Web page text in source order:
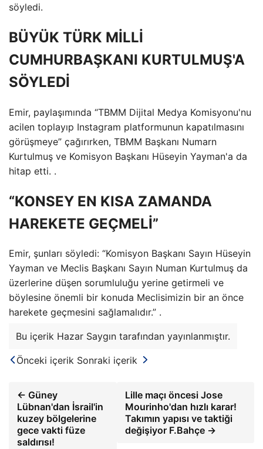
söyledi.
BÜYÜK TÜRK MİLLİ
CUMHURBAŞKANI KURTULMUŞ'A
SÖYLEDİ
Emir, paylaşımında “TBMM Dijital Medya Komisyonu'nu
acilen toplayıp Instagram platformunun kapatılmasını
görüşmeye” çağırırken, TBMM Başkanı Numarn
Kurtulmuş ve Komisyon Başkanı Hüseyin Yayman'a da
hitap etti. .
“KONSEY EN KISA ZAMANDA
HAREKETE GEÇMELİ”
Emir, şunları söyledi: “Komisyon Başkanı Sayın Hüseyin
Yayman ve Meclis Başkanı Sayın Numan Kurtulmuş da
üzerlerine düşen sorumluluğu yerine getirmeli ve
böylesine önemli bir konuda Meclisimizin bir an önce
harekete geçmesini sağlamalıdır.” .
Bu içerik Hazar Saygın tarafından yayınlanmıştır.
Önceki içerik Sonraki içerik
← Güney
Lübnan'dan İsrail'in
kuzey bölgelerine
gece vakti füze
saldırısı!
Lille maçı öncesi Jose
Mourinho'dan hızlı karar!
Takımın yapısı ve taktiği
değişiyor F.Bahçe →